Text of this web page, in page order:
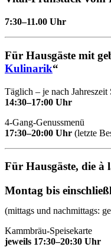
7:30–11.00 Uhr
Für Hausgäste mit
Kulinarik“
Täglich – je nach
14:30–17:00 Uhr
4-Gang-Genussmenü
17:30–20:00 Uhr (letzte
Für Hausgäste, die à
Montag bis
(mittags und nachmittags:
Kammbräu-Speisekarte
jeweils 17:30–20:30 Uhr